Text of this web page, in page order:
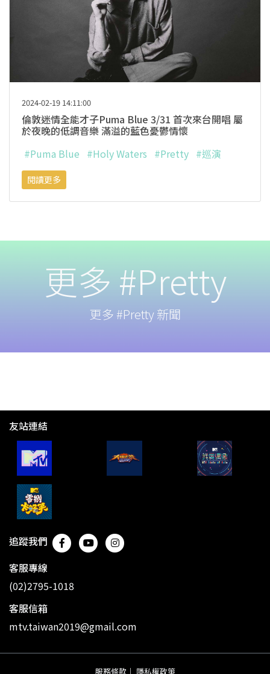
2024-02-19 14:11:00
倫敦迷情全能才子Puma Blue 3/31 首次來台開唱 屬
於夜晚的低調音樂 滿溢的藍色憂鬱情懷
#Puma Blue #Holy Waters #Pretty #巡演
閱讀更多
更多 #Pretty
更多 #Pretty 新聞
友站連結
追蹤我們
客服專線
(02)2795-1018
客服信箱
mtv.taiwan2019@gmail.com
服務條款 ｜ 隱私權政策